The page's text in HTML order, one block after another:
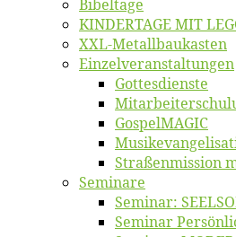
Bi­bel­ta­ge
KINDERTAGE MIT
XXL-Me­­tal­l­­bau­­kas­­ten
Einzelver­an­stal­tungen
Got­tes­diens­te
Gos­pel­MA­GIC
Straßenmis­sion
Se­mi­na­re
Se­mi­nar:
Se­mi­nar